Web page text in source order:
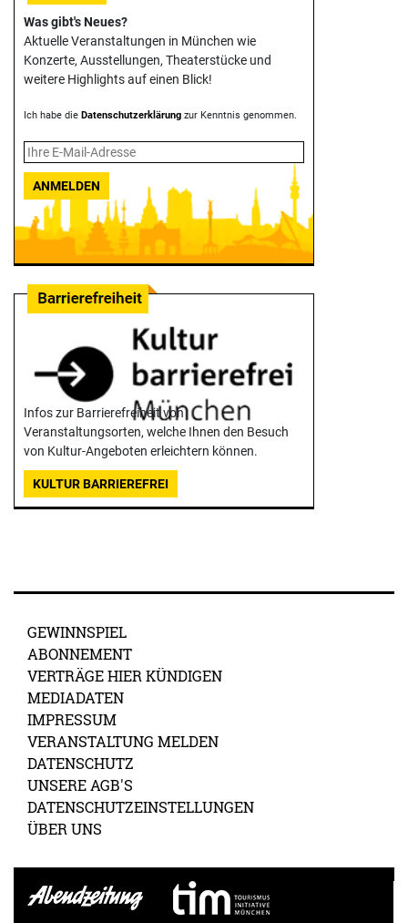
Was gibt's Neues?
Aktuelle Veranstaltungen in München wie
Konzerte, Ausstellungen, Theater­stücke und
weitere Highlights auf einen Blick!
Ich habe die Datenschutzerklärung zur Kenntnis genommen.
ANMELDEN
Infos zur Barrierefreiheit von
Veranstaltungsorten, welche Ihnen den Besuch
von Kultur-Angeboten erleichtern können.
KULTUR BARRIEREFREI
GEWINNSPIEL
ABONNEMENT
VERTRÄGE HIER KÜNDIGEN
MEDIADATEN
IMPRESSUM
VERANSTALTUNG MELDEN
DATENSCHUTZ
UNSERE AGB'S
DATENSCHUTZEINSTELLUNGEN
ÜBER UNS